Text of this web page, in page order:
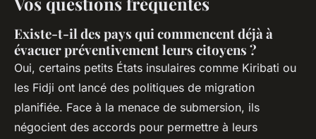
Existe-t-il des pays qui commencent déjà à
évacuer préventivement leurs citoyens ?
Oui, certains petits États insulaires comme Kiribati ou
les Fidji ont lancé des politiques de migration
planifiée. Face à la menace de submersion, ils
négocient des accords pour permettre à leurs